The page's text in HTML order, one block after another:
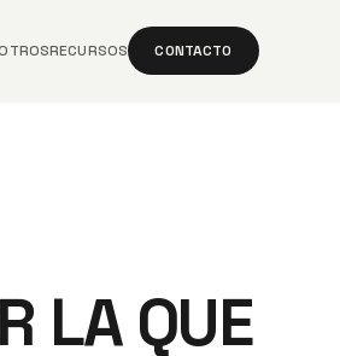
RECURSOS CONTACTO
LA QUE